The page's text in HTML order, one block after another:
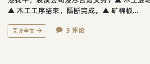
▲ 木工工序结束，隔断完成。▲ 矿棉板...
阅读全文 3 评论